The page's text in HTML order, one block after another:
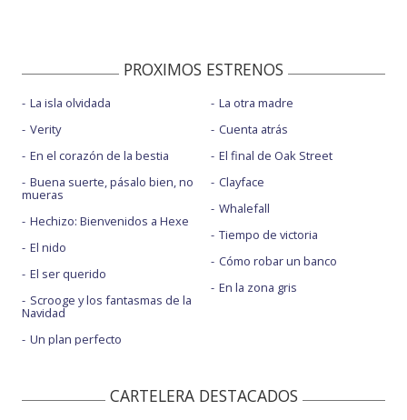
PROXIMOS ESTRENOS
La isla olvidada
Verity
En el corazón de la bestia
Buena suerte, pásalo bien, no
mueras
Hechizo: Bienvenidos a Hexe
El nido
El ser querido
Scrooge y los fantasmas de la
Navidad
Un plan perfecto
La otra madre
Cuenta atrás
El final de Oak Street
Clayface
Whalefall
Tiempo de victoria
Cómo robar un banco
En la zona gris
CARTELERA DESTACADOS